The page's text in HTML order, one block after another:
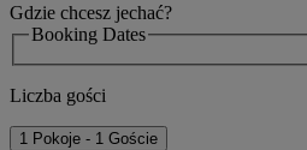
Gdzie chcesz jechać?
Booking Dates
Liczba gości
1 Pokoje - 1 Goście